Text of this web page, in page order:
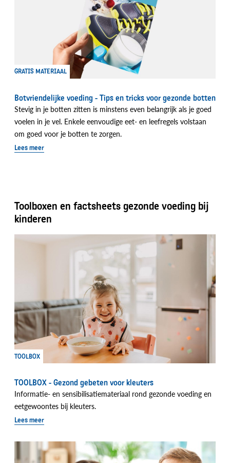
GRATIS MATERIAAL
Botvriendelijke voeding - Tips en tricks voor gezonde botten
Stevig in je botten zitten is minstens even belangrijk als je goed
voelen in je vel. Enkele eenvoudige eet- en leefregels volstaan
om goed voor je botten te zorgen.
Lees meer
Toolboxen en factsheets gezonde voeding bij
kinderen
TOOLBOX
TOOLBOX - Gezond gebeten voor kleuters
Informatie- en sensibilisatiemateriaal rond gezonde voeding en
eetgewoontes bij kleuters.
Lees meer